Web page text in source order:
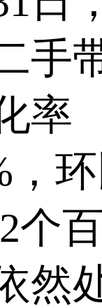
手
率
，
个
然